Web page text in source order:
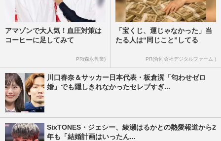
アマゾンで大人気！血圧対策は
コーヒーに足してみて
PR(森永乳業)
「宝くじ、運じゃなかった」当
たる人は“同じこと”してる
PR(合同会社デジタルファーム )
川口春奈＆サッカー日本代表・板倉滉「匂わせゼロ
婚」でも隠しきれなかったセレブすぎ...
SixTONES・ジェシー、綾瀬はるかとの熱愛報道から2
年も「結婚計画はいったん...